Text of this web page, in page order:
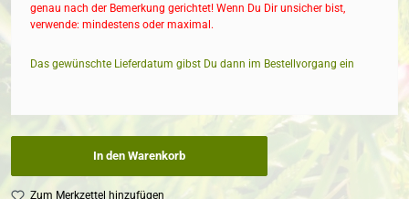
genau nach der Bemerkung gerichtet! Wenn Du Dir unsicher bist,
verwende: mindestens oder maximal.
Das gewünschte Lieferdatum gibst Du dann im Bestellvorgang ein
In den Warenkorb
Zum Merkzettel hinzufügen